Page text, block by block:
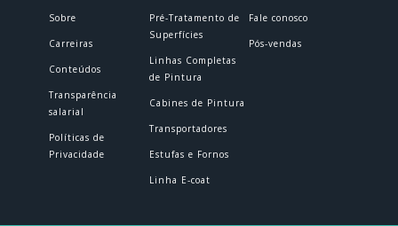
Sobre
Carreiras
Conteúdos
Transparência
salarial
Políticas de
Privacidade
Pré-Tratamento de
Superfícies
Linhas Completas
de Pintura
Cabines de Pintura
Transportadores
Estufas e Fornos
Linha E-coat
Fale conosco
Pós-vendas